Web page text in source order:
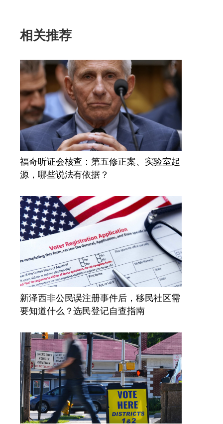
相关推荐
福奇听证会核查：第五修正案、实验室起
源，哪些说法有依据？
新泽西非公民误注册事件后，移民社区需
要知道什么？选民登记自查指南